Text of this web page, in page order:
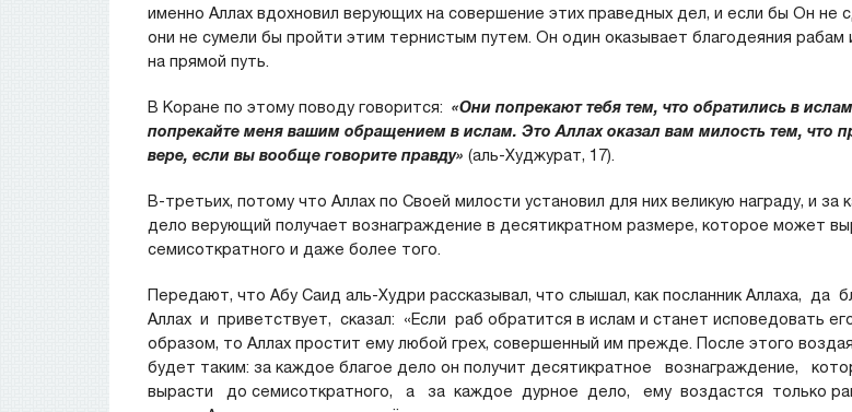
именно Аллах вдохновил верующих на совершение этих праведных дел, и если бы Он не
они не сумели бы пройти этим тернистым путем. Он один оказывает благодеяния рабам
на прямой путь.
В Коране по этому поводу говорится: «Они попрекают тебя тем, что обратились в
попрекайте меня вашим обращением в ислам. Это Аллах оказал вам милость тем, что
вере, если вы вообще говорите правду» (аль-Худжурат, 17).
В-третьих, потому что Аллах по Своей милости установил для них великую награду, и
дело верующий получает вознаграждение в десятикратном размере, которое может
семисоткратного и даже более того.
Передают, что Абу Саид аль-Худри рассказывал, что слышал, как посланник Аллаха, да
Аллах и приветствует, сказал: «Если раб обратится в ислам и станет исповедовать
образом, то Аллах простит ему любой грех, совершенный им прежде. После этого
будет таким: за каждое благое дело он получит десятикратное вознаграждение,
вырасти до семисоткратного, а за каждое дурное дело, ему воздастся только